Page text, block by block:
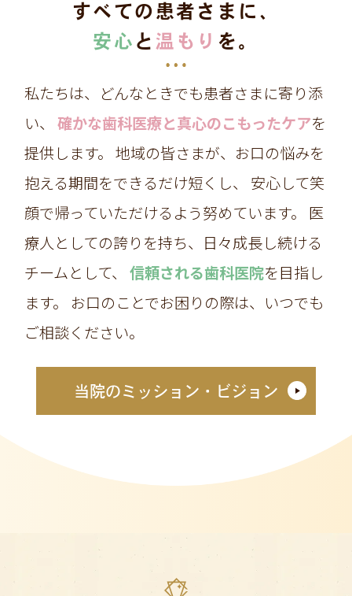
すべての患者さまに、
安心 と 温もり を。
私たちは、どんなときでも患者さまに寄り添
い、
確かな歯科医療と真心のこもったケアを
提供します。 地域の皆さまが、お口の悩みを
抱える期間をできるだけ短くし、
安心して笑
顔で帰っていただけるよう努めています。
医
療人としての誇りを持ち、日々成長し続ける
チームとして、
信頼される歯科医院を目指し
ます。
お口のことでお困りの際は、いつでも
ご相談ください。
当院のミッション・ビジョン